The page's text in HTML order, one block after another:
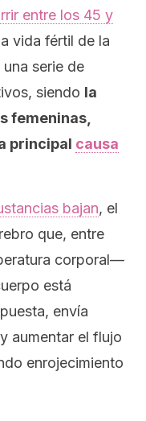
entre los 45 y
vida fértil de la
serie de
siendo la
femeninas,
principal causa
bajan, el
que, entre
corporal—
está
envía
aumentar el flujo
enrojecimiento